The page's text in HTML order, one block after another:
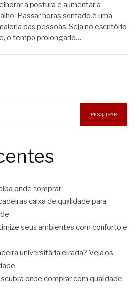
a postura e aumentar a
Passar horas sentado é uma
das pessoas. Seja no escritório
o tempo prolongado…
PESQUISAR
onde comprar
caixa de qualidade para
seus ambientes com conforto e
universitária errada? Veja os
onde comprar com qualidade